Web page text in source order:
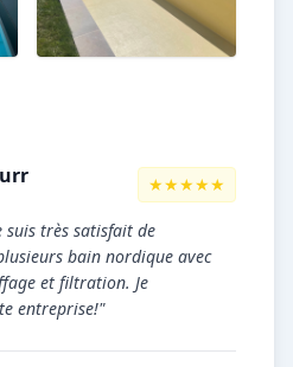
★★★★★
suis très satisfait de
bain nordique avec
et filtration. Je
entreprise!"